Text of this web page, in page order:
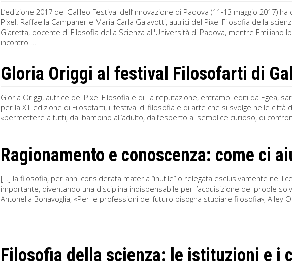
L’edizione 2017 del Galileo Festival dell’Innovazione di Padova (11-13 maggio 2017)
Pixel: Raffaella Campaner e Maria Carla Galavotti, autrici del Pixel Filosofia della
Giaretta, docente di Filosofia della Scienza all'Università di Padova, mentre Emiliano
incontro ...
Gloria Origgi al festival Filosofarti di
Gloria Origgi, autrice del Pixel Filosofia e di La reputazione, entrambi editi da Egea,
per la XIII edizione di Filosofarti, il festival di filosofia e di arte che si svolge nelle città
«permettere a tutti, dal bambino all’adulto, dall’esperto al semplice curioso, di
Ragionamento e conoscenza: come ci
[…] la filosofia, per anni considerata materia “inutile” o relegata esclusivamente nei
importante, diventando una disciplina indispensabile per l’acquisizione del proble
Antonella Bonavoglia, «Per le professioni del futuro bisogna studiare filosofia», Alley
Filosofia della scienza: le istituzioni e i